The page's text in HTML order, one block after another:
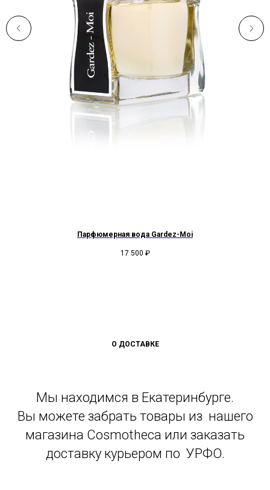
Парфюмерная вода Gardez-Moi
17 500 ₽
О ДОСТАВКЕ
Мы находимся в Екатеринбурге.
Вы можете забрать товары из нашего
магазина Cosmotheca или заказать
доставку курьером по УРФО.